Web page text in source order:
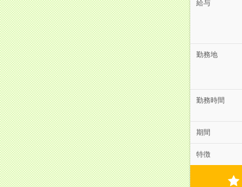
給与
勤務地
勤務時間
期間
特徴